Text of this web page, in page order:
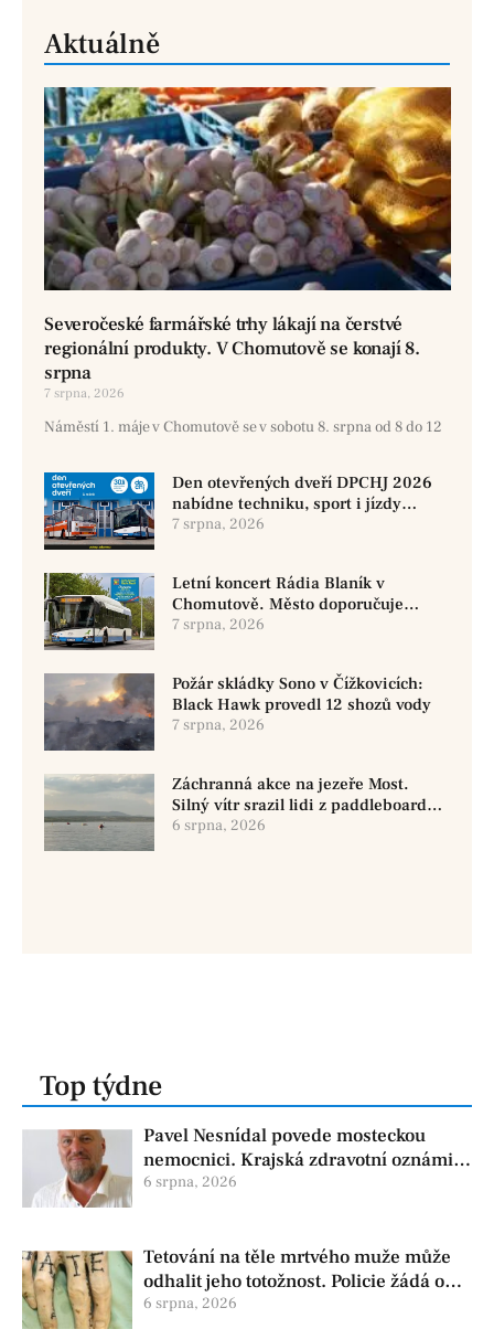
Aktuálně
Severočeské farmářské trhy lákají na čerstvé
regionální produkty. V Chomutově se konají 8.
srpna
7 srpna, 2026
Náměstí 1. máje v Chomutově se v sobotu 8. srpna od 8 do 12
Den otevřených dveří DPCHJ 2026
nabídne techniku, sport i jízdy
historickými vozy
7 srpna, 2026
Letní koncert Rádia Blaník v
Chomutově. Město doporučuje
využít MHD
7 srpna, 2026
Požár skládky Sono v Čížkovicích:
Black Hawk provedl 12 shozů vody
7 srpna, 2026
Záchranná akce na jezeře Most.
Silný vítr srazil lidi z paddleboardů,
dvě osoby se pohřešují
6 srpna, 2026
Top týdne
Pavel Nesnídal povede mosteckou
nemocnici. Krajská zdravotní oznámila
změnu ve vedení
6 srpna, 2026
Tetování na těle mrtvého muže může
odhalit jeho totožnost. Policie žádá o
pomoc
6 srpna, 2026